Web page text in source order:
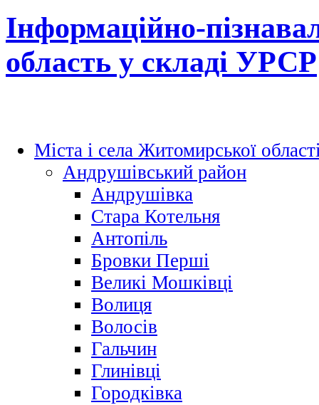
Інформаційно-
область у складі УРСР
Міста і села Житомирської
Андрушівський район
Андрушівка
Стара Котельня
Антопіль
Бровки Перші
Великі Мошківці
Волиця
Волосів
Гальчин
Глинівці
Городківка